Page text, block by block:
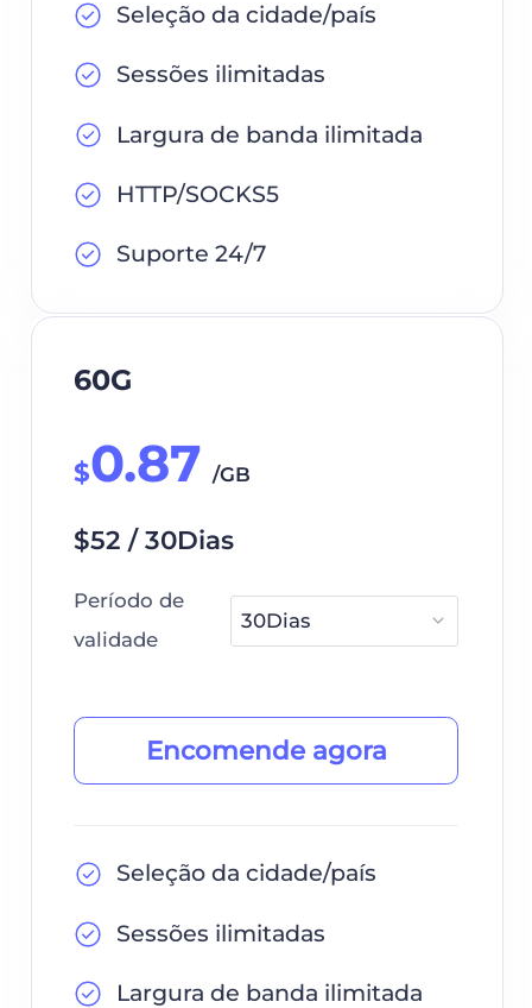
Seleção da cidade/país
Sessões ilimitadas
Largura de banda ilimitada
HTTP/SOCKS5
Suporte 24/7
60G
$0.87 /GB
$52 / 30Dias
Período de
validade
Encomende agora
Seleção da cidade/país
Sessões ilimitadas
Largura de banda ilimitada